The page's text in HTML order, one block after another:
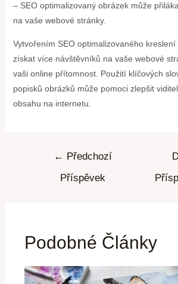
– SEO optimalizovaný obrázek může
na vaše webové stránky.
Vytvořením SEO optimalizovaného
získat více návštěvníků na vaše webové
vaši online přítomnost. Použití klíčových
popisků obrázků může pomoci zlepšit
obsahu na internetu.
← Předchozí
Příspěvek
Podobné Články